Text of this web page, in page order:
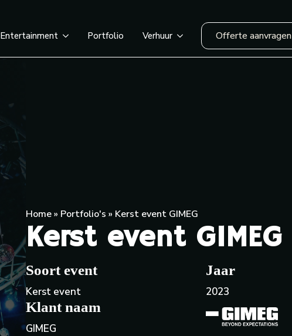
Entertainment Portfolio Verhuur Offerte aanvragen
Home» Portfolio's » Kerst event GIMEG
Kerst event GIMEG
Soort event
Kerst event
Jaar
2023
Klant naam
GIMEG